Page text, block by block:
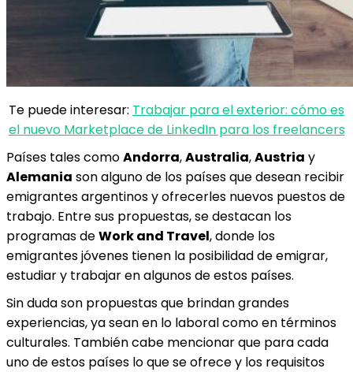
Te puede interesar: Trabajar para el exterior: cómo es
el nuevo Marketplace de LinkedIn para los freelancers
Países tales comoAndorra,Australia,Austria y
Alemania son alguno de los países que desean recibir
emigrantes argentinos y ofrecerles nuevos puestos de
trabajo. Entre sus propuestas, se destacan los
programas deWork and Travel, donde los
emigrantes jóvenes tienen la posibilidad de emigrar,
estudiar y trabajar en algunos de estos países.
Sin duda son propuestas que brindan grandes
experiencias, ya sean en lo laboral como en términos
culturales. También cabe mencionar que para cada
uno de estos países lo que se ofrece y los requisitos